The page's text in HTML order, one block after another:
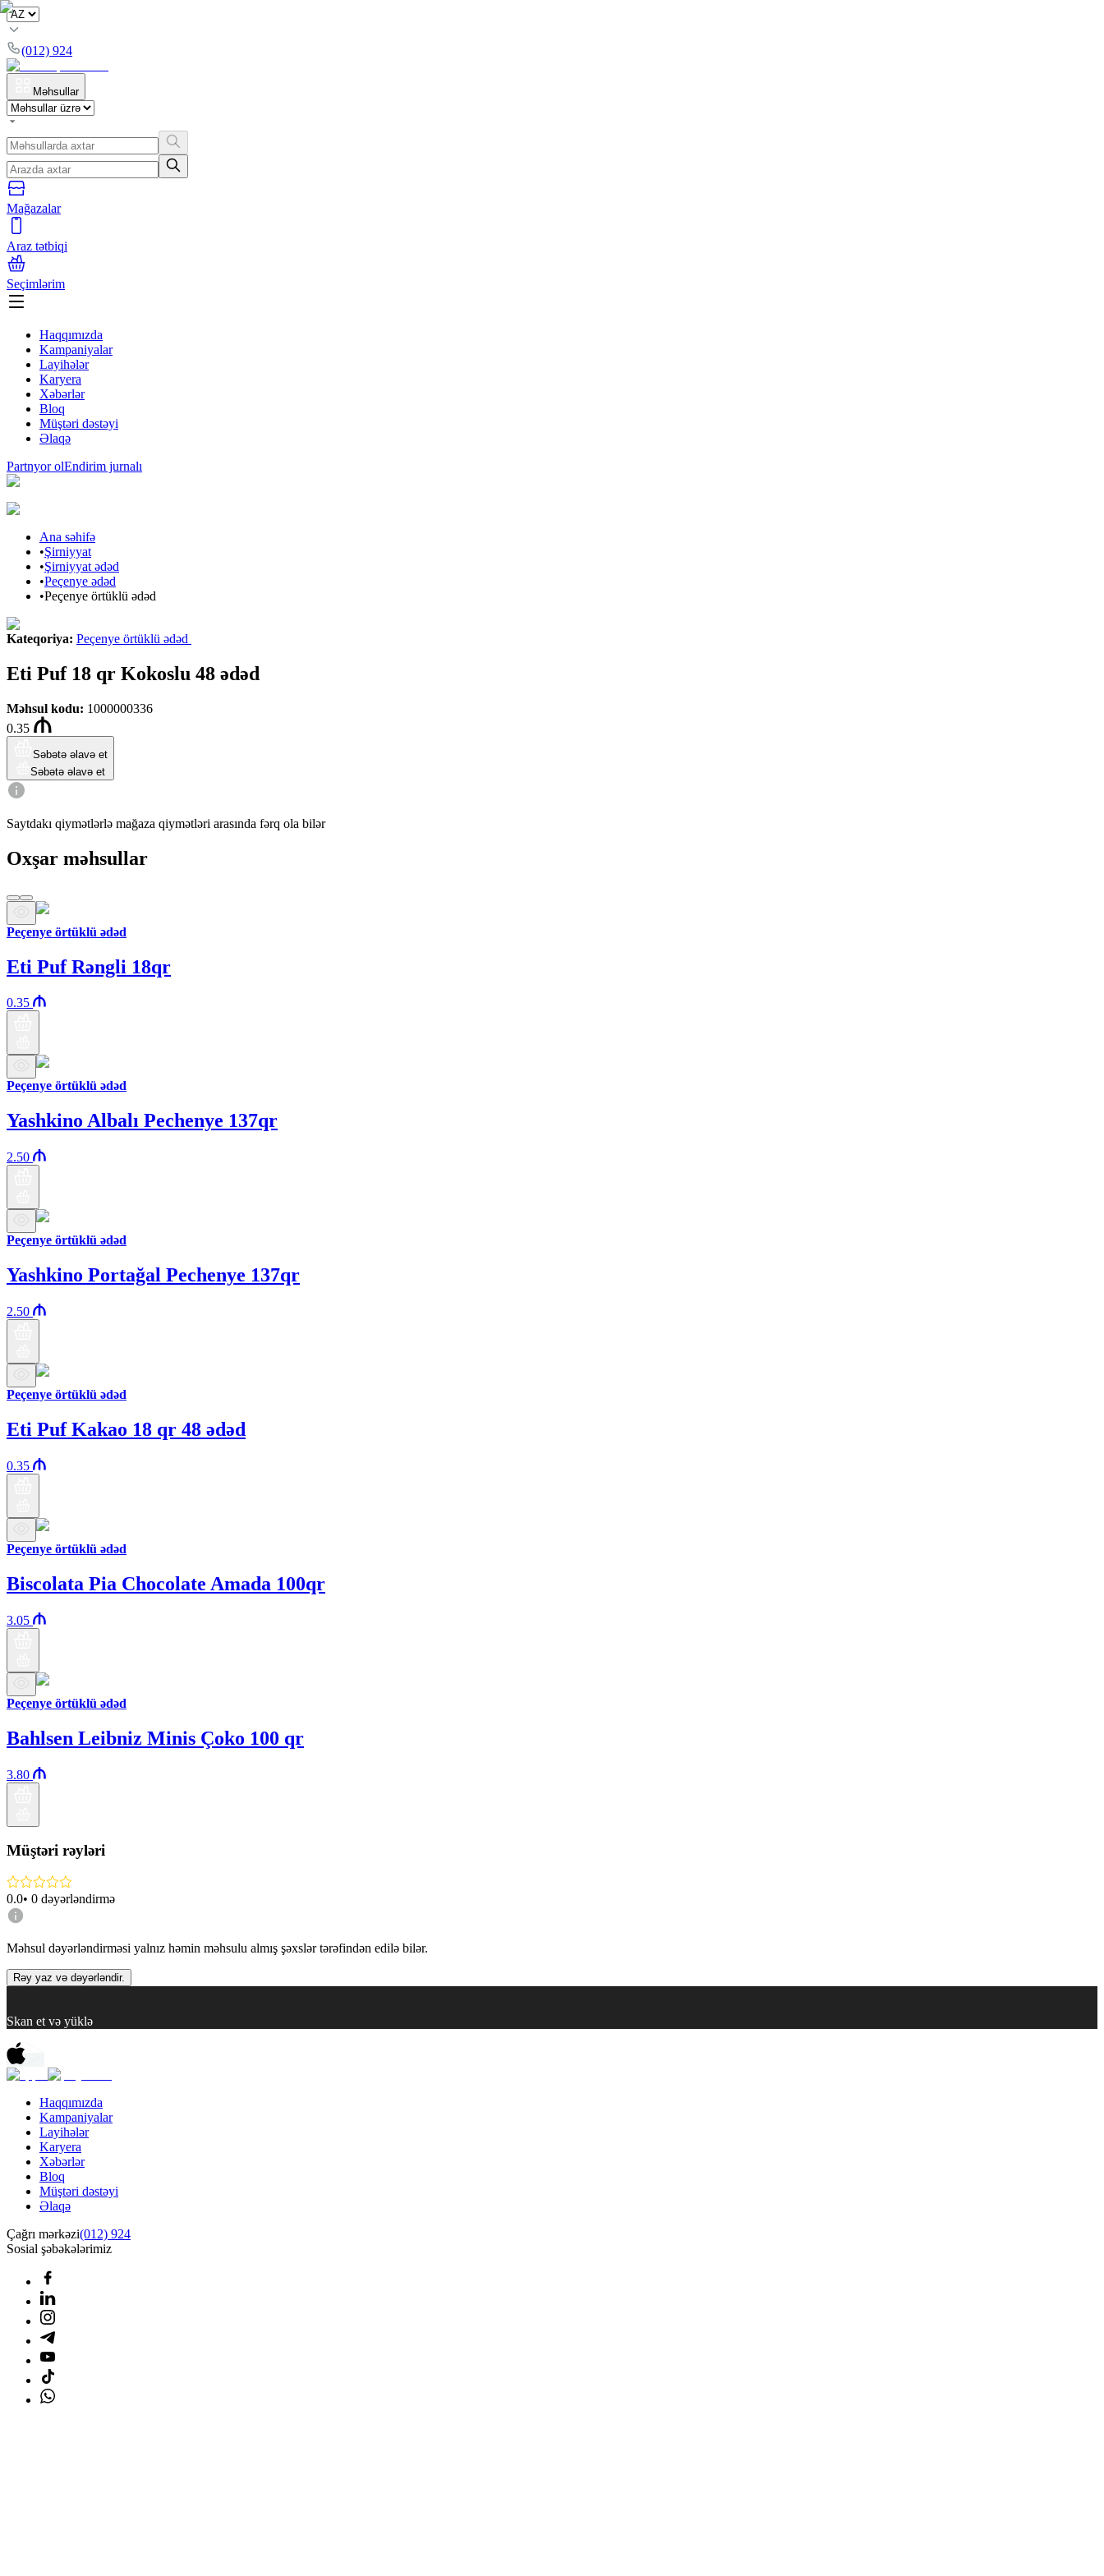
(012) 924
Məhsullar
Mağazalar
Araz tətbiqi
Seçimlərim
Haqqımızda
Kampaniyalar
Layihələr
Karyera
Xəbərlər
Bloq
Müştəri dəstəyi
Əlaqə
Partnyor olEndirim jurnalı
Ana səhifə
•Şirniyyat
•Şirniyyat ədəd
•Peçenye ədəd
•Peçenye örtüklü ədəd
Kateqoriya: Peçenye örtüklü ədəd
Eti Puf 18 qr Kokoslu 48 ədəd
Məhsul kodu: 1000000336
0.35
Səbətə əlavə et
Səbətə əlavə et
Saytdakı qiymətlərlə mağaza qiymətləri arasında fərq ola bilər
Oxşar məhsullar
Peçenye örtüklü ədəd
Eti Puf Rəngli 18qr
0.35
Peçenye örtüklü ədəd
Yashkino Albalı Pechenye 137qr
2.50
Peçenye örtüklü ədəd
Yashkino Portağal Pechenye 137qr
2.50
Peçenye örtüklü ədəd
Eti Puf Kakao 18 qr 48 ədəd
0.35
Peçenye örtüklü ədəd
Biscolata Pia Chocolate Amada 100qr
3.05
Peçenye örtüklü ədəd
Bahlsen Leibniz Minis Çoko 100 qr
3.80
Müştəri rəyləri
0.0• 0 dəyərləndirmə
Məhsul dəyərləndirməsi yalnız həmin məhsulu almış şəxslər tərəfindən edilə bilər.
Rəy yaz və dəyərləndir.
Skan et və yüklə
Haqqımızda
Kampaniyalar
Layihələr
Karyera
Xəbərlər
Bloq
Müştəri dəstəyi
Əlaqə
Çağrı mərkəzi(012) 924
Sosial şəbəkələrimiz